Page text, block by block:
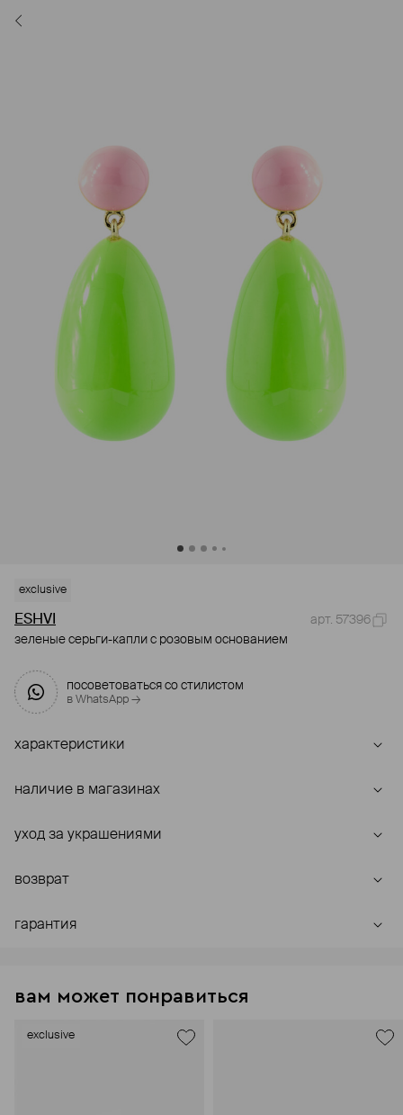
exclusive
ESHVI
арт. 57396
зеленые серьги-капли с розовым основанием
посоветоваться со стилистом
в WhatsApp →
характеристики
наличие в магазинах
уход за украшениями
возврат
гарантия
вам может понравиться
exclusive